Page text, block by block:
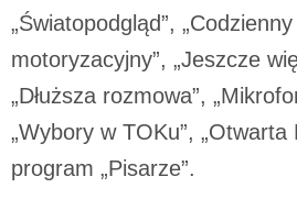
„Światopodgląd”,
motoryzacyjny”, „Jeszcze
„Dłuższa rozmowa”,
„Wybory w TOKu”, „Otwarta
program „Pisarze”.
przechowywanie plików cookie
Zaufanych Partnerów, jak również
urządzeniu końcowym. Możesz w
swoje preferencje dotyczące plików
narzędzie do zarządzania twoimi
przetwarzania danych poprzez
prywatności” w stopce serwisu i